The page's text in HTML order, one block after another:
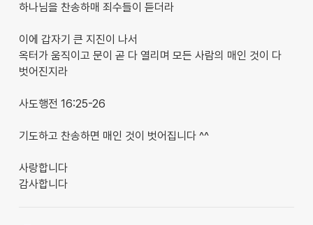
하나님을 찬송하매 죄수들이 듣더라
이에 갑자기 큰 지진이 나서
옥터가 움직이고 문이 곧 다 열리며 모든 사람의 매인 것이 다
벗어진지라
사도행전 16:25-26
기도하고 찬송하면 매인 것이 벗어집니다 ^^
사랑합니다
감사합니다